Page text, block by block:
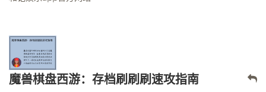
魔兽棋盘西游：存档刷刷刷速攻指南